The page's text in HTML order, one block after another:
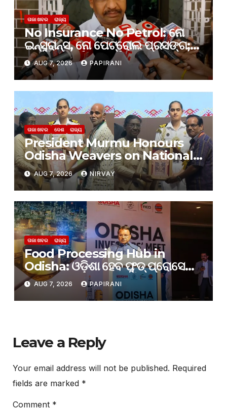
ତାଜା ଖବର ରାଜ୍ୟ
No Insurance No Petrol: ନୋ
ଇନ୍‌ସୁରାନ୍ସ, ନୋ ପେଟ୍ରୋଲ ପ୍ରସଙ୍ଗ;
ସୁପ୍ରିମକୋର୍ଟଙ୍କ ନିର୍ଦ୍ଦେଶକୁ ବିଚାର
କରାଯାଉଛି: ରାଜ୍ୟ ପରିବହନ ମନ୍ତ୍ରୀ
AUG 7, 2026 PAPIRANI
ତାଜା ଖବର ଦେଶ ରାଜ୍ୟ
President Murmu Honours
Odisha Weavers on National
Handloom Day
AUG 7, 2026 NIRVAY
ତାଜା ଖବର ରାଜ୍ୟ
Food Processing Hub in
Odisha: ଓଡ଼ିଶା ହେବ ଫୁଡ୍‌ ପ୍ରୋସେସିଂ
ହବ୍‌: ମୁଖ୍ୟମନ୍ତ୍ରୀ ମୋହନ ମାଝୀ
AUG 7, 2026 PAPIRANI
Leave a Reply
Your email address will not be published. Required
fields are marked *
Comment *